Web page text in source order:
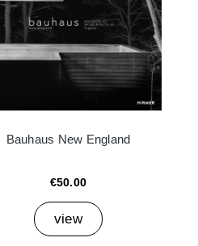
Bauhaus New England
€50.00
view